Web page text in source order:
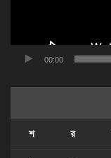
00:00
শ র